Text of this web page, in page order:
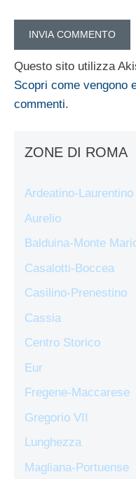
Questo sito utilizza
Scopri come vengono
commenti.
ZONE DI ROMA
Ardeatino-Laurentino
Aurelio
Balduina-Monte
Casalotti-Boccea
Casilino-Prenestino
Cassia
Centro Storico
Eur
Fregene-Maccarese
Gregorio VII
Lunghezza
Magliana-Portuense